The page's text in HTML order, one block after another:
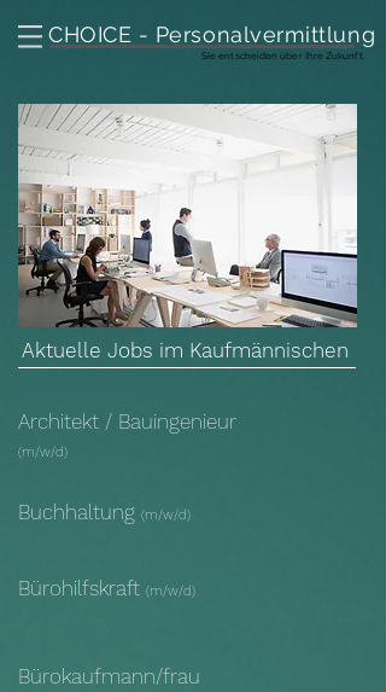
CHOICE - Personalvermittlung
Sie entscheiden über Ihre Zukunft.
Aktuelle Jobs im Kaufmännischen
Architekt / Bauingenieur
(m/w/d)
Buchhaltung (m/w/d)
Bürohilfskraft (m/w/d)
Bürokaufmann/frau